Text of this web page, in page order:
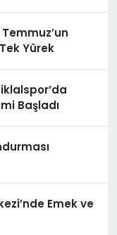
Yürek
Başladı
Emek ve